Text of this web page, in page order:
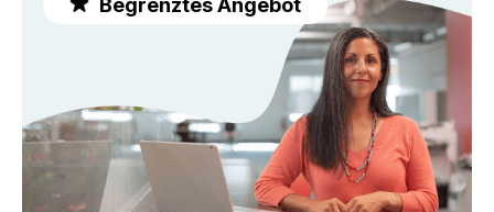
Begrenztes Angebot